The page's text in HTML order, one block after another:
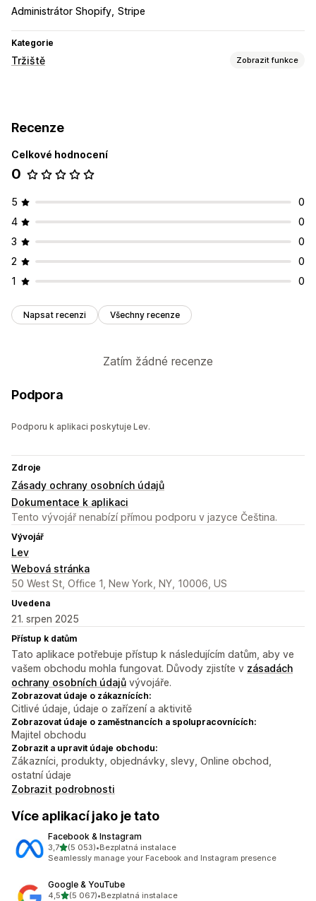
Administrátor Shopify Stripe
Kategorie
Tržiště Zobrazit funkce
Hromadné objednávky
Synchronizace sledování
Recenze
Celkové hodnocení
0
5
0
4
0
3
0
2
0
1
0
Napsat recenzi Všechny recenze
Zatím žádné recenze
Podpora
Podporu k aplikaci poskytuje Lev.
Zdroje
Zásady ochrany osobních údajů
Dokumentace k aplikaci
Tento vývojář nenabízí přímou podporu v jazyce Čeština.
Vývojář
Lev
Webová stránka
50 West St, Office 1, New York, NY, 10006, US
Uvedena
21. srpen 2025
Přístup k datům
Tato aplikace potřebuje přístup k následujícím datům, aby ve
vašem obchodu mohla fungovat. Důvody zjistíte v zásadách
ochrany osobních údajů vývojáře.
Zobrazovat údaje o zákaznících:
Citlivé údaje, údaje o zařízení a aktivitě
Zobrazovat údaje o zaměstnancích a spolupracovnících:
Majitel obchodu
Zobrazit a upravit údaje obchodu:
Zákazníci, produkty, objednávky, slevy, Online obchod,
ostatní údaje
Zobrazit podrobnosti
Více aplikací jako je tato
Facebook & Instagram
3,7z 5 hvězd
(5 053)
Celkový počet recenzí: 5053
•Bezplatná instalace
Seamlessly manage your Facebook and Instagram presence
Google & YouTube
4,5z 5 hvězd
(5 067)•Bezplatná instalace